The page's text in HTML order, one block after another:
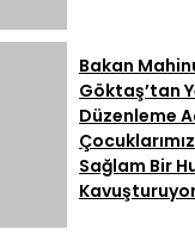
Bakan
Göktaş’tan
Düzenleme
Sağlam Bir